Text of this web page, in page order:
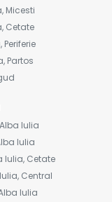
Micesti
Cetate
Partos
Iulia
Iulia
Iulia, Cetate
Central
Iulia